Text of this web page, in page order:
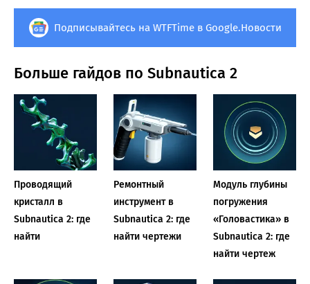
Подписывайтесь на WTFTime в Google.Новости
Больше гайдов по Subnautica 2
Проводящий
кристалл в
Subnautica 2: где
найти
Ремонтный
инструмент в
Subnautica 2: где
найти чертежи
Модуль глубины
погружения
«Головастика» в
Subnautica 2: где
найти чертеж